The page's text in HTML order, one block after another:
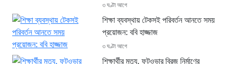
৩ ঘণ্টা আগে
শিক্ষা ব্যবস্থায় টেকসই পরিবর্তন আনতে সময়
প্রয়োজন: ববি হাজ্জাজ
৩ ঘণ্টা আগে
শিক্ষার্থীর মৃত্যু, ফুটওভার ব্রিজ নির্মাণের